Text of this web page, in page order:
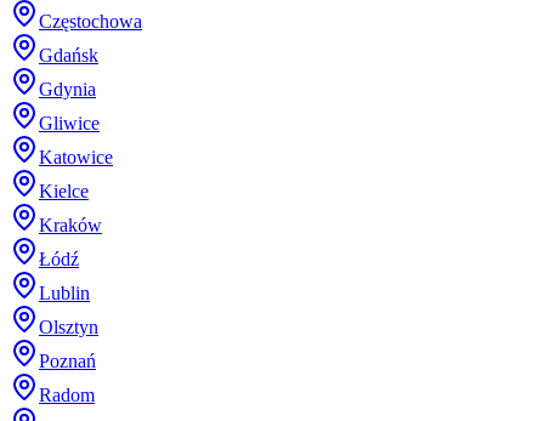
Częstochowa
Gdańsk
Gdynia
Gliwice
Katowice
Kielce
Kraków
Łódź
Lublin
Olsztyn
Poznań
Radom